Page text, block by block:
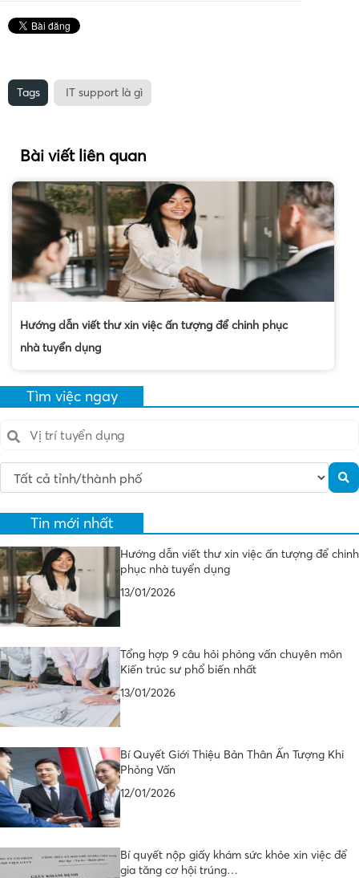
Tags IT support là gì
Bài viết liên quan
Hướng dẫn viết thư xin việc ấn tượng để chinh phục
nhà tuyển dụng
Tìm việc ngay
Tin mới nhất
Hướng dẫn viết thư xin việc ấn tượng để chinh
phục nhà tuyển dụng
13/01/2026
Tổng hợp 9 câu hỏi phỏng vấn chuyên môn
Kiến trúc sư phổ biến nhất
13/01/2026
Bí Quyết Giới Thiệu Bản Thân Ấn Tượng Khi
Phỏng Vấn
12/01/2026
Bí quyết nộp giấy khám sức khỏe xin việc để
gia tăng cơ hội trúng…